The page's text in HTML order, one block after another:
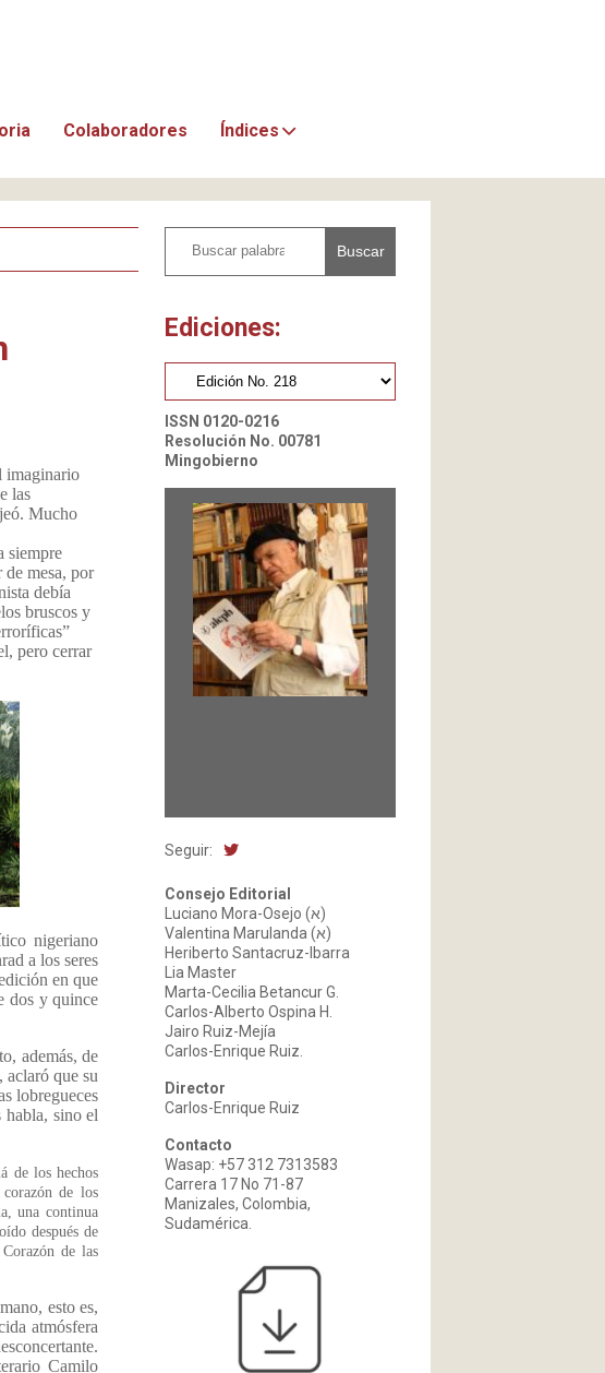
Colaboradores Índices
imaginario
las
Mucho
siempre
mesa, por
debía
bruscos y
pero cerrar
nigeriano
a los seres
en que
dos y quince
además, de
que su
lobregueces
habla, sino el
de los hechos
de los
una continua
después de
de las
esto es,
atmósfera
Camilo
Buscar
Ediciones:
ISSN 0120-0216
Resolución No. 00781
Mingobierno
Seguir:
Consejo Editorial
Luciano Mora-Osejo (א)
Valentina Marulanda (א)
Heriberto Santacruz-Ibarra
Lia Master
Marta-Cecilia Betancur G.
Carlos-Alberto Ospina H.
Jairo Ruiz-Mejía
Carlos-Enrique Ruiz.
Director
Carlos-Enrique Ruiz
Contacto
Wasap: +57 312 7313583
Carrera 17 No 71-87
Manizales, Colombia,
Sudamérica.